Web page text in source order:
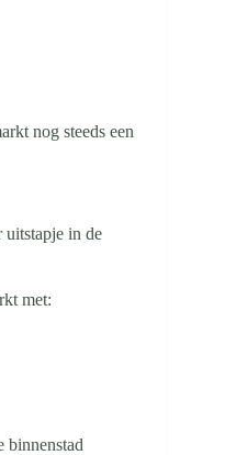
nog steeds een
uitstapje in de
met:
binnenstad